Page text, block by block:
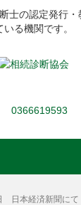
士の認定発行
いる機関です。
日本経済新聞に